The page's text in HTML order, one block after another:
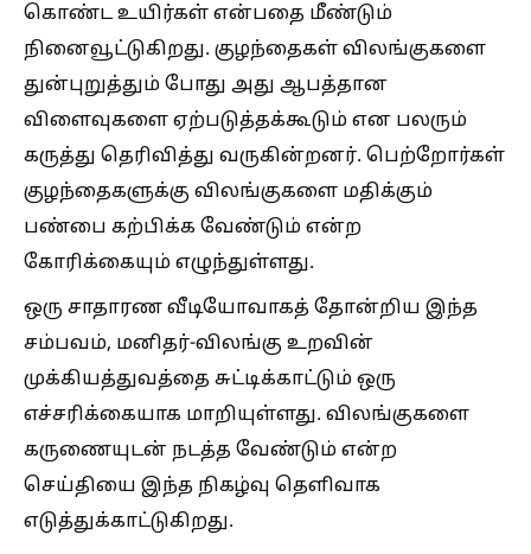
கொண்ட உயிர்கள் என்பதை மீண்டும்
நினைவூட்டுகிறது. குழந்தைகள் விலங்குகளை
துன்புறுத்தும் போது அது ஆபத்தான
விளைவுகளை ஏற்படுத்தக்கூடும் என பலரும்
கருத்து தெரிவித்து வருகின்றனர். பெற்றோர்கள்
குழந்தைகளுக்கு விலங்குகளை மதிக்கும்
பண்பை கற்பிக்க வேண்டும் என்ற
கோரிக்கையும் எழுந்துள்ளது.
ஒரு சாதாரண வீடியோவாகத் தோன்றிய இந்த
சம்பவம், மனிதர்-விலங்கு உறவின்
முக்கியத்துவத்தை சுட்டிக்காட்டும் ஒரு
எச்சரிக்கையாக மாறியுள்ளது. விலங்குகளை
கருணையுடன் நடத்த வேண்டும் என்ற
செய்தியை இந்த நிகழ்வு தெளிவாக
எடுத்துக்காட்டுகிறது.